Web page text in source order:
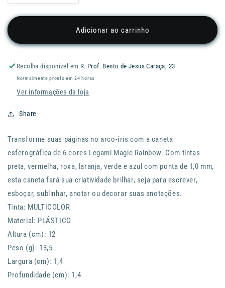
a
quantidade
LEGAMI
Rainbow
Six
a
quantidade
LEGAMI
Rainbow
Six
Adicionar ao carrinho
Recolha disponível em R. Prof. Bento de Jesus Caraça, 23
Normalmente pronto em 24 horas
Ver informações da loja
Share
Transforme suas páginas no arco-íris com a caneta
esferográfica de 6 cores Legami Magic Rainbow. Com tintas
preta, vermelha, roxa, laranja, verde e azul com ponta de 1,0 mm,
esta caneta fará sua criatividade brilhar, seja para escrever,
esboçar, sublinhar, anotar ou decorar suas anotações.
Tinta: MULTICOLOR
Material: PLÁSTICO
Altura (cm): 12
Peso (g): 13,5
Largura (cm): 1,4
Profundidade (cm): 1,4